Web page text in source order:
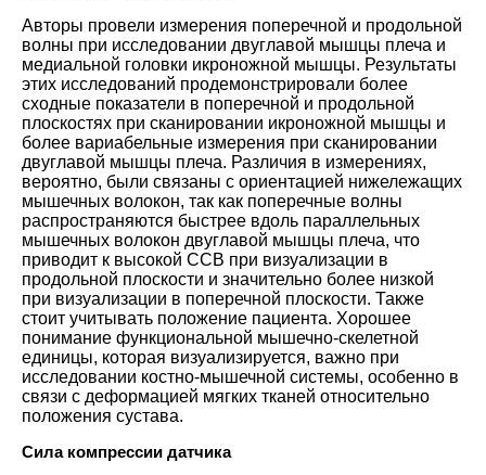
Авторы провели измерения поперечной и продольной
волны при исследовании двуглавой мышцы плеча и
медиальной головки икроножной мышцы. Результаты
этих исследований продемонстрировали более
сходные показатели в поперечной и продольной
плоскостях при сканировании икроножной мышцы и
более вариабельные измерения при сканировании
двуглавой мышцы плеча. Различия в измерениях,
вероятно, были связаны с ориентацией нижележащих
мышечных волокон, так как поперечные волны
распространяются быстрее вдоль параллельных
мышечных волокон двуглавой мышцы плеча, что
приводит к высокой ССВ при визуализации в
продольной плоскости и значительно более низкой
при визуализации в поперечной плоскости. Также
стоит учитывать положение пациента. Хорошее
понимание функциональной мышечно-скелетной
единицы, которая визуализируется, важно при
исследовании костно-мышечной системы, особенно в
связи с деформацией мягких тканей относительно
положения сустава.
Сила компрессии датчика